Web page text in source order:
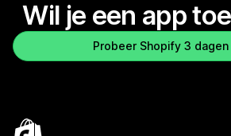
Wil je een app
Probeer Shopify 3